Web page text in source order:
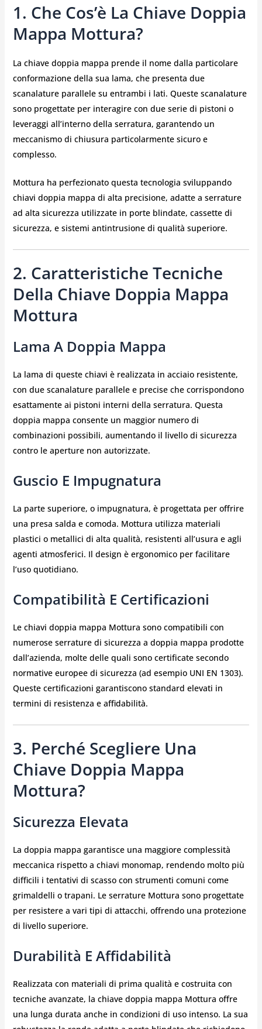
1. Che Cos’è La Chiave Doppia
Mappa Mottura?
La chiave doppia mappa prende il nome dalla particolare
conformazione della sua lama, che presenta due
scanalature parallele su entrambi i lati. Queste scanalature
sono progettate per interagire con due serie di pistoni o
leveraggi all’interno della serratura, garantendo un
meccanismo di chiusura particolarmente sicuro e
complesso.
Mottura ha perfezionato questa tecnologia sviluppando
chiavi doppia mappa di alta precisione, adatte a serrature
ad alta sicurezza utilizzate in porte blindate, cassette di
sicurezza, e sistemi antintrusione di qualità superiore.
2. Caratteristiche Tecniche
Della Chiave Doppia Mappa
Mottura
Lama A Doppia Mappa
La lama di queste chiavi è realizzata in acciaio resistente,
con due scanalature parallele e precise che corrispondono
esattamente ai pistoni interni della serratura. Questa
doppia mappa consente un maggior numero di
combinazioni possibili, aumentando il livello di sicurezza
contro le aperture non autorizzate.
Guscio E Impugnatura
La parte superiore, o impugnatura, è progettata per offrire
una presa salda e comoda. Mottura utilizza materiali
plastici o metallici di alta qualità, resistenti all’usura e agli
agenti atmosferici. Il design è ergonomico per facilitare
l’uso quotidiano.
Compatibilità E Certificazioni
Le chiavi doppia mappa Mottura sono compatibili con
numerose serrature di sicurezza a doppia mappa prodotte
dall’azienda, molte delle quali sono certificate secondo
normative europee di sicurezza (ad esempio UNI EN 1303).
Queste certificazioni garantiscono standard elevati in
termini di resistenza e affidabilità.
3. Perché Scegliere Una
Chiave Doppia Mappa
Mottura?
Sicurezza Elevata
La doppia mappa garantisce una maggiore complessità
meccanica rispetto a chiavi monomap, rendendo molto più
difficili i tentativi di scasso con strumenti comuni come
grimaldelli o trapani. Le serrature Mottura sono progettate
per resistere a vari tipi di attacchi, offrendo una protezione
di livello superiore.
Durabilità E Affidabilità
Realizzata con materiali di prima qualità e costruita con
tecniche avanzate, la chiave doppia mappa Mottura offre
una lunga durata anche in condizioni di uso intenso. La sua